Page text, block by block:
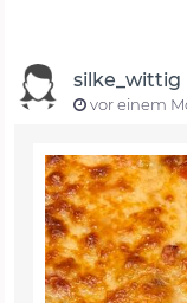
silke_wittig
vor einem